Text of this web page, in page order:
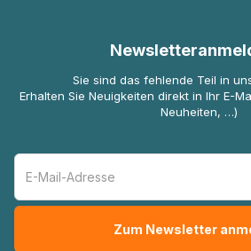
Sie sind das fehlende Teil in
Erhalten Sie Neuigkeiten direkt in Ihr E-
Neuheiten, …)